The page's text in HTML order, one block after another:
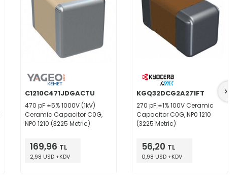
C1210C471JDGACTU
470 pF ±5% 1000V (1kV)
Ceramic Capacitor C0G,
NP0 1210 (3225 Metric)
169,96 TL
2,98 USD +KDV
KGQ32DCG2A271FT
270 pF ±1% 100V Ceramic
Capacitor C0G, NP0 1210
(3225 Metric)
56,20 TL
0,98 USD +KDV